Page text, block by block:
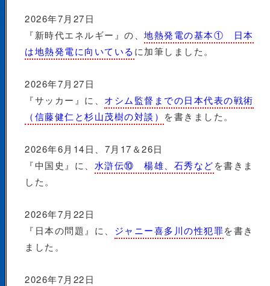
2026年7月27日
『新時代エネルギー』の、 地熱発電の基本① 日本
は地熱発電に向いている に加筆しました。
2026年7月27日
『サッカー』に、 オシム監督までの日本代表の戦術
（信藤健仁と杉山茂樹の対談） を書きました。
2026年6月14日、7月17＆26日
『中国史』に、 水滸伝⑩ 楊雄、石秀などを書きま
した。
2026年7月22日
『日本の問題』に、 ジャニー喜多川の性犯罪を書き
ました。
2026年7月22日